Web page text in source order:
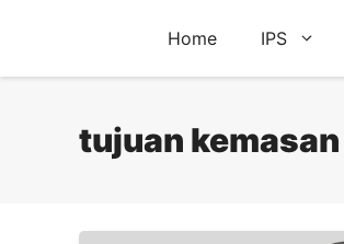
Home IPS
tujuan kemasan